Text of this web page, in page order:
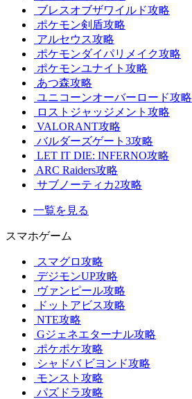
ブレスオブザワイルド攻略
ポケモン剣盾攻略
アルセウス攻略
ポケモンダイパリメイク攻略
ポケモンユナイト攻略
あつ森攻略
ユニコーンオーバーロード攻略
ロストジャッジメント攻略
VALORANT攻略
バルダーズゲート3攻略
LET IT DIE: INFERNO攻略
ARC Raiders攻略
サブノーティカ2攻略
一覧を見る
スマホゲーム
スマグロ攻略
デジモンUP攻略
ヴァンピール攻略
ドットアビス攻略
NTE攻略
Gジェネエターナル攻略
ポケポケ攻略
シャドバ ビヨンド攻略
モンスト攻略
パズドラ攻略